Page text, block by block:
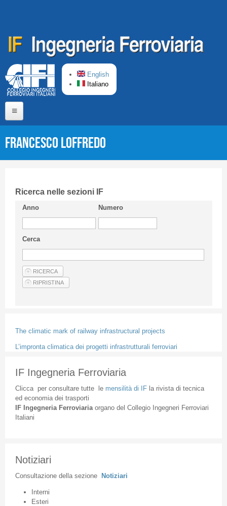
English
Italiano
CIFI in breve
Linee Guida
Privacy Policy
Articoli
Francesco LOFFREDO
Ricerca nelle sezioni IF
Anno Numero
Cerca
The climatic mark of railway infrastructural projects
L’impronta climatica dei progetti infrastrutturali ferroviari
IF Ingegneria Ferroviaria
Cliccaper consultare tuttele mensilità di IFla rivista di tecnica
ed economia dei trasporti
IF Ingegneria Ferroviaria organodel Collegio Ingegneri Ferroviari
Italiani
Notiziari
Consultazione della sezione Notiziari
Interni
Esteri